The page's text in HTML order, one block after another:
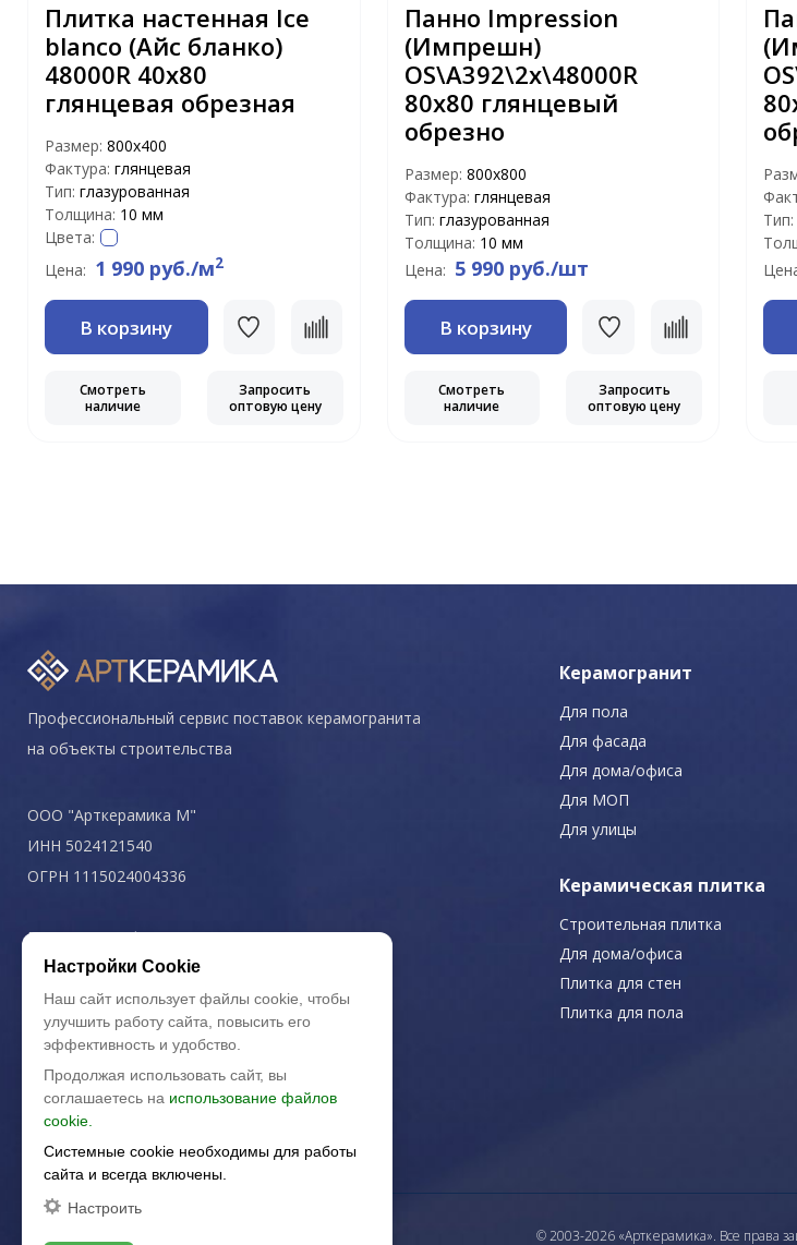
Плитка настенная Ice
blanco (Айс бланко)
48000R 40x80
глянцевая обрезная
Размер: 800х400
Фактура: глянцевая
Тип: глазурованная
Толщина: 10 мм
Цвета:
Цена: 1 990 руб./м2
В корзину
Смотреть
наличие
Запросить
оптовую цену
Панно Impression
(Импрешн)
OS\A392\2x\48000R
80x80 глянцевый
обрезно
Размер: 800х800
Фактура: глянцевая
Тип: глазурованная
Толщина: 10 мм
Цена: 5 990 руб./шт
В корзину
Смотреть
наличие
Запросить
оптовую цену
Тип:
Профессиональный сервис поставок керамогранита
на объекты строительства
ООО "Арткерамика М"
ИНН 5024121540
ОГРН 1115024004336
Политика конфиденциальности
Керамогранит
Для пола
Для фасада
Для дома/офиса
Для МОП
Для улицы
Керамическая плитка
Строительная плитка
Для дома/офиса
Плитка для стен
Плитка для пола
© 2003-2026 «Арткерамика». Все права
Настройки Cookie
Наш сайт использует файлы cookie, чтобы
улучшить работу сайта, повысить его
эффективность и удобство.
Продолжая использовать сайт, вы
соглашаетесь на использование файлов
cookie.
Системные cookie необходимы для работы
сайта и всегда включены.
Настроить